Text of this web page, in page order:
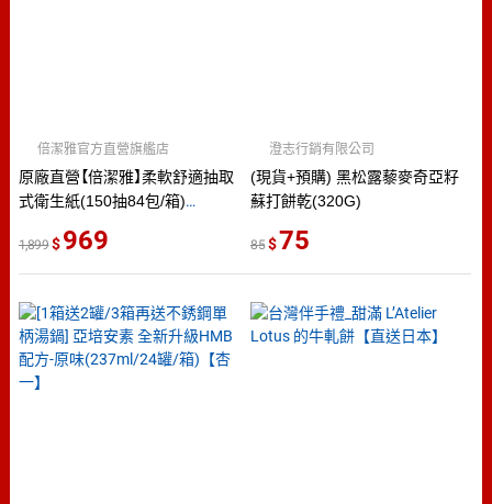
原廠直營【倍潔雅】柔軟舒適抽取
式衛生紙(150抽84包/箱)
倍潔雅官方直營旗艦店
1,899 969
(現貨+預購) 黑松露藜麥奇亞籽
蘇打餅乾(320G)
澄志行銷有限公司
85 75